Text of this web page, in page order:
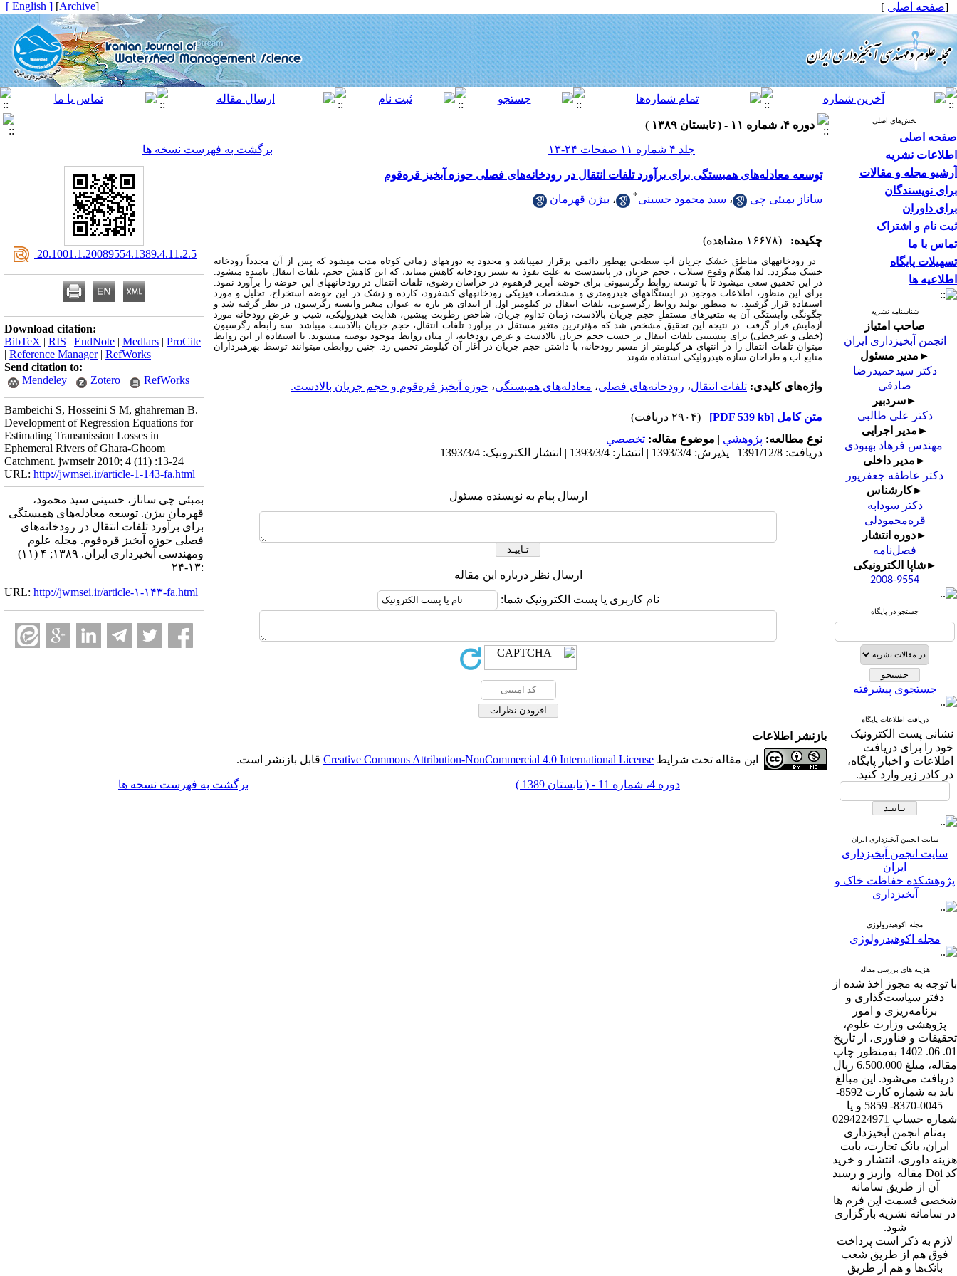
[صفحه اصلی ]
[
Archive
]
[ English ]
بخش‌های اصلی
صفحه اصلی
اطلاعات نشریه
آرشیو مجله و مقالات
برای نویسندگان
برای داوران
ثبت نام و اشتراک
تماس با ما
تسهیلات پایگاه
اطلاعیه ها
شناسنامه نشریه
صاحب امتیاز
انجمن آبخیزداری ایران
►مدیر مسئول
دکتر سیدحمیدرضا
صادقی
►سردبیر
دکتر علی طالبی
►مدیر اجرایی
مهندس فرهاد بهبودی
►مدیر داخلی
دکتر عاطفه جعفرپور
►کارشناس
دکتر سودابه
قره‌محمودلی
►دوره انتشار
فصل‌نامه
►شاپا الکترونیکی
2008-9554
جستجو در پایگاه
جستجوی پیشرفته
دریافت اطلاعات پایگاه
نشانی پست الکترونیک
خود را برای دریافت
اطلاعات و اخبار پایگاه،
در کادر زیر وارد کنید.
سایت انجمن آبخیزداری ایران
سایت انجمن آبخیزداری
ایران
پژوهشکده حفاظت خاک و
آبخیزداری
مجله اکوهیدرولوژی
مجله اکوهیدرولوژی
هزینه های بررسی مقاله
با توجه به مجوز اخذ شده از
دفتر سیاست‌گذاری و
برنامه‌ریزی و امور
پژوهشی وزارت علوم،
تحقیقات و فناوری، از تاریخ
01. 06. 1402 به‌منظور چاپ
مقاله، مبلغ 6.500.000 ریال
دریافت می‌شود. این مبالغ
باید به شماره کارت 8592-
0045-8370- 5859 و یا
شماره حساب 0294224971
به‌نام انجمن آبخیزداری
ایران، بانک تجارت، بابت
هزینه داوری، انتشار و خرید
کد Doi مقاله واریز و رسید
آن از طریق سامانه
شخصی قسمت این فرم ها
در سامانه نشریه بارگزاری
شود.
لازم به ذکر است پرداخت
فوق هم از طریق شعب
بانک‌‌ها و هم از طریق
دوره ۴، شماره ۱۱ - ( تابستان ۱۳۸۹ )
جلد ۴ شماره ۱۱ صفحات ۲۴-۱۳
برگشت به فهرست نسخه ها
توسعه معادله‌های همبستگی برای برآورد تلفات انتقال در رودخانه‌های فصلی حوزه آبخیز قره‌قوم
ساناز بمبئی چی ، سید محمود حسینی* ، بیژن قهرمان
چکیده: (۱۶۶۷۸ مشاهده)
در رودخانه­های مناطق خشک جریان آب سطحی به­طور دائمی برقرار نمی­باشد و محدود به دوره­های زمانی کوتاه مدت می­شود که پس از آن مجدداً رودخانه
خشک می­گردد. لذا هنگام وقوع سیلاب ، حجم جریان در پایین­دست به علت نفوذ به بستر رودخانه کاهش می­یابد، که این کاهش حجم، تلفات انتقال نامیده می­شود.
در این تحقیق سعی می­شود تا با توسعه روابط رگرسیونی برای حوضه آبریز قره­قوم در خراسان رضوی، تلفات انتقال در رودخانه­های این حوضه را برآورد نمود.
برای این منظور، اطلاعات موجود در ایستگاه­های هیدرومتری و مشخصات فیزیکی رودخانه­های کشف­رود، کارده و زشک در این حوضه استخراج، تحلیل و مورد
استفاده قرار گرفتند. به منظور تولید روابط رگرسیونی، تلفات انتقال در کیلومتر اول از ابتدای هر بازه به عنوان متغیر وابسته رگرسیون در نظر گرفته شد و
چگونگی وابستگی آن به متغیرهای مستقلِ حجم جریان بالادست، زمان تداوم جریان، شاخص رطوبت پیشین، هدایت هیدرولیکی، شیب و عرض رودخانه مورد
آزمایش قرار گرفت. در نتیجه این تحقیق مشخص شد که مؤثرترین متغیر مستقل در برآورد تلفات انتقال، حجم جریان بالادست می­باشد. سه رابطه رگرسیون
(خطی و غیرخطی) برای پیش­بینی تلفات انتقال بر حسب حجم جریان بالادست و عرض رودخانه، از میان روابط موجود توصیه می­شوند. با استفاده از این روابط
می­توان تلفات انتقال را در انتهای هر کیلومتر از مسیر رودخانه، با داشتن حجم جریان در آغاز آن کیلومتر تخمین زد. چنین روابطی می­توانند توسط بهره­برداران
منابع آب و طراحان سازه هیدرولیکی استفاده شوند.
واژه‌های کلیدی: تلفات ‌انتقال، رودخانه‌های ‌فصلی، معادله‌های همبستگی، حوزه آبخیز ‌قره‌قوم و حجم‌ جریان ‌بالادست.
متن کامل [PDF 539 kb]
(۲۹۰۴ دریافت)
نوع مطالعه: پژوهشي | موضوع مقاله: تخصصي
دریافت: 1391/12/8 | پذیرش: 1393/3/4 | انتشار: 1393/3/4 | انتشار الکترونیک: 1393/3/4
ارسال پیام به نویسنده مسئول
ارسال نظر درباره این مقاله
نام کاربری یا پست الکترونیک شما:
‎ 20.1001.1.20089554.1389.4.11.2.5
Download citation:
BibTeX | RIS | EndNote | Medlars | ProCite
| Reference Manager| RefWorks
Send citation to:
Mendeley
Zotero RefWorks
Bambeichi S, Hosseini S M, ghahreman B.
Development of Regression Equations for
Estimating Transmission Losses in
Ephemeral Rivers of Ghara-Ghoom
Catchment. jwmseir 2010; 4 (11) :13-24
URL: http://jwmsei.ir/article-1-143-fa.html
بمبئی چی ساناز، حسینی سید محمود،
قهرمان بیژن. توسعه معادله‌های همبستگی
برای برآورد تلفات انتقال در رودخانه‌های
فصلی حوزه آبخیز قره‌قوم. مجله علوم
ومهندسی آبخیزداری ایران. ۱۳۸۹; ۴ (۱۱)
:۱۳-۲۴
URL: http://jwmsei.ir/article-۱-۱۴۳-fa.html
بازنشر اطلاعات
این مقاله تحت شرایط Creative Commons Attribution-NonCommercial 4.0 International License قابل بازنشر است.
دوره 4، شماره 11 - ( تابستان 1389 ) برگشت به فهرست نسخه ها